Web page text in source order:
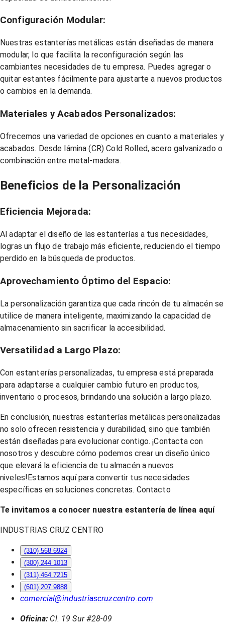
Configuración Modular:
Nuestras estanterías metálicas están diseñadas de manera
modular, lo que facilita la reconfiguración según las
cambiantes necesidades de tu empresa. Puedes agregar o
quitar estantes fácilmente para ajustarte a nuevos productos
o cambios en la demanda.
Materiales y Acabados Personalizados:
Ofrecemos una variedad de opciones en cuanto a materiales y
acabados. Desde lámina (CR) Cold Rolled, acero galvanizado o
combinación entre metal-madera.
Beneficios de la Personalización
Eficiencia Mejorada:
Al adaptar el diseño de las estanterías a tus necesidades,
logras un flujo de trabajo más eficiente, reduciendo el tiempo
perdido en la búsqueda de productos.
Aprovechamiento Óptimo del Espacio:
La personalización garantiza que cada rincón de tu almacén se
utilice de manera inteligente, maximizando la capacidad de
almacenamiento sin sacrificar la accesibilidad.
Versatilidad a Largo Plazo:
Con estanterías personalizadas, tu empresa está preparada
para adaptarse a cualquier cambio futuro en productos,
inventario o procesos, brindando una solución a largo plazo.
En conclusión, nuestras estanterías metálicas personalizadas
no solo ofrecen resistencia y durabilidad, sino que también
están diseñadas para evolucionar contigo. ¡Contacta con
nosotros y descubre cómo podemos crear un diseño único
que elevará la eficiencia de tu almacén a nuevos
niveles!Estamos aquí para convertir tus necesidades
específicas en soluciones concretas. Contacto
Te invitamos a conocer nuestra estantería de línea aquí
INDUSTRIAS CRUZ CENTRO
(310) 568 6924
(300) 244 1013
(311) 464 7215
(601) 207 9888
comercial@industriascruzcentro.com
Oficina: Cl. 19 Sur #28-09